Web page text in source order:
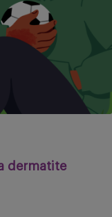
dermatite